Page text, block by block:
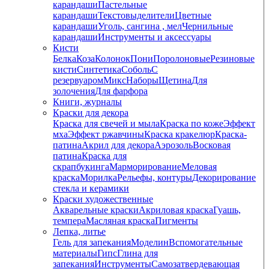
карандашиПастельные
карандашиТекстовыделителиЦветные
карандашиУголь, сангина , мелЧернильные
карандашиИнструменты и аксессуары
Кисти
БелкаКозаКолонокПониПоролоновыеРезиновые
кистиСинтетикаСобольС
резервуаромМиксНаборыЩетинаДля
золоченияДля фарфора
Книги, журналы
Краски для декора
Краска для свечей и мылаКраска по кожеЭффект
мхаЭффект ржавчиныКраска кракелюрКраска-
патинаАкрил для декораАэрозольВосковая
патинаКраска для
скрапбукингаМарморированиеМеловая
краскаМорилкаРельефы, контурыДекорирование
стекла и керамики
Краски художественные
Акварельные краскиАкриловая краскаГуашь,
темпераМасляная краскаПигменты
Лепка, литье
Гель для запеканияМоделинВспомогательные
материалыГипсГлина для
запеканияИнструментыСамозатвердевающая